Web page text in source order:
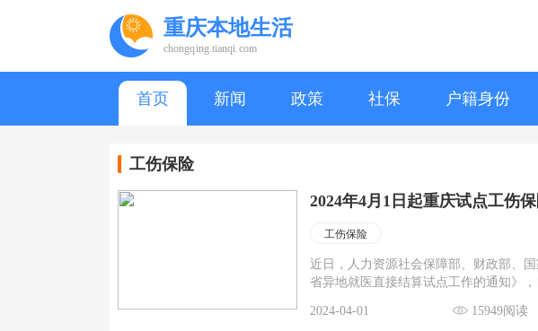
重庆本地生活
chongqing.tianqi.com
首页 新闻 政策 社保 户籍身份
工伤保险
2024年4月1日起重庆试点工伤
工伤保险
近日，人力资源社会保障部、财政部、
省异地就医直接结算试点工作的通知》
2024-04-01
15949阅读